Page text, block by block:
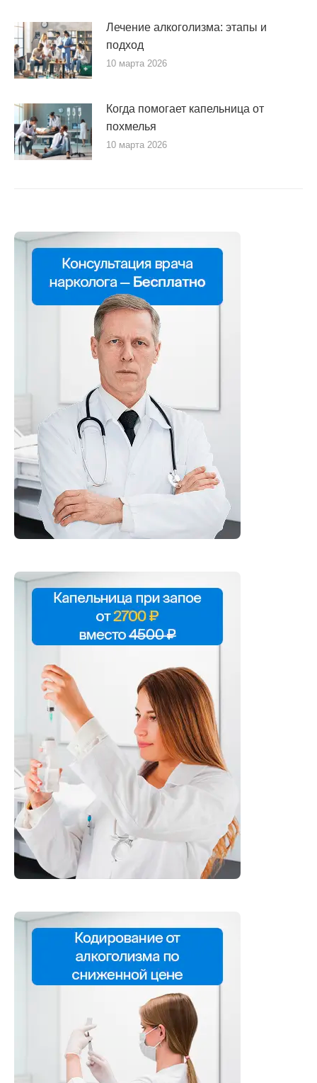
Лечение алкоголизма: этапы и
подход
10 марта 2026
Когда помогает капельница от
похмелья
10 марта 2026